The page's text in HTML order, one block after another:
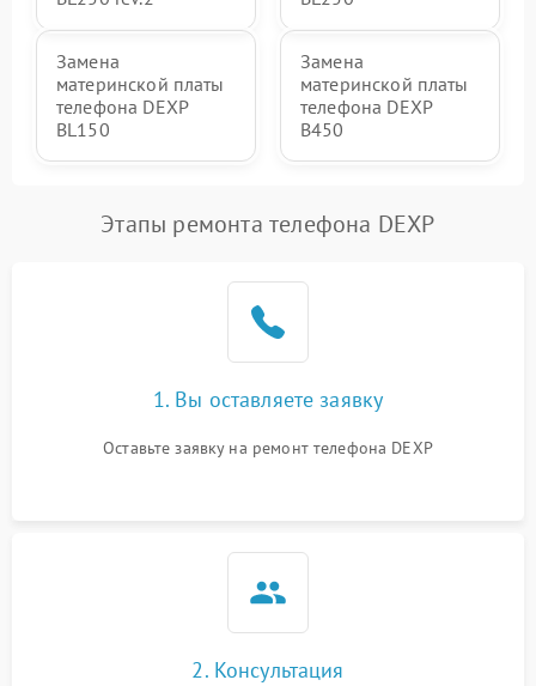
Замена
материнской платы
телефона DEXP
BL150
Замена
материнской платы
телефона DEXP
B450
Этапы ремонта телефона DEXP
1. Вы оставляете заявку
Оставьте заявку на ремонт телефона DEXP
2. Консультация